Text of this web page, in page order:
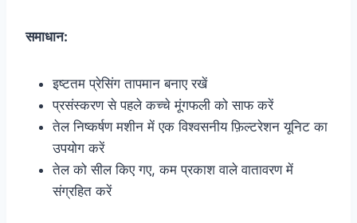
समाधान:
इष्टतम प्रेसिंग तापमान बनाए रखें
प्रसंस्करण से पहले कच्चे मूंगफली को साफ करें
तेल निष्कर्षण मशीन में एक विश्वसनीय फ़िल्टरेशन यूनिट का
उपयोग करें
तेल को सील किए गए, कम प्रकाश वाले वातावरण में
संग्रहित करें